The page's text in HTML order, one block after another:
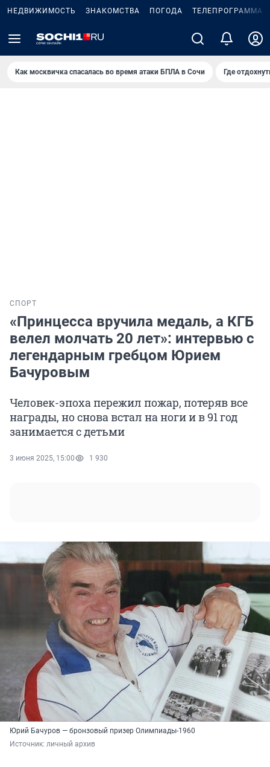
НЕДВИЖИМОСТЬ ЗНАКОМСТВА ПОГОДА ТЕЛЕПРОГРАММА
Как москвичка спасалась во время атаки БПЛА в Сочи Где
СПОРТ
«Принцесса вручила медаль, а КГБ
велел молчать 20 лет»: интервью с
легендарным гребцом Юрием
Бачуровым
Человек-эпоха пережил пожар, потеряв все
награды, но снова встал на ноги и в 91 год
занимается с детьми
3 июня 2025, 15:00 1 930
Юрий Бачуров — бронзовый призер Олимпиады-1960
Источник: личный архив